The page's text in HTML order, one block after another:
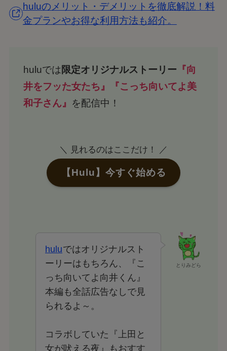
huluのメリット・デメリットを徹底解説！料
金プランやお得な利用方法も紹介。
huluでは 限定オリジナルストーリー 『向
井をフッた女たち』『こっち向いてよ美
和子さん』 を配信中！
＼ 見れるのはここだけ！ ／
【Hulu】今すぐ始める
とりみどら
huluではオリジナルスト
ーリーはもちろん、『こ
っち向いてよ向井くん』
本編も全話広告なしで見
られるよ～。
コラボしていた『上田と
女が吠える夜』もおすす